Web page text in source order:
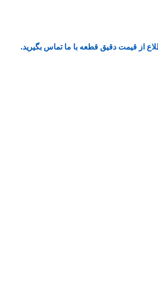
از قیمت دقیق قطعه با ما تماس بگیرید.